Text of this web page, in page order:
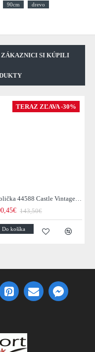
90cm drevo
ZÁKAZNICI SI KÚPILI
TERAZ ZĽAVA -30%
Stolička 44588 Castle Vintage Black
143,50€
Do košíka